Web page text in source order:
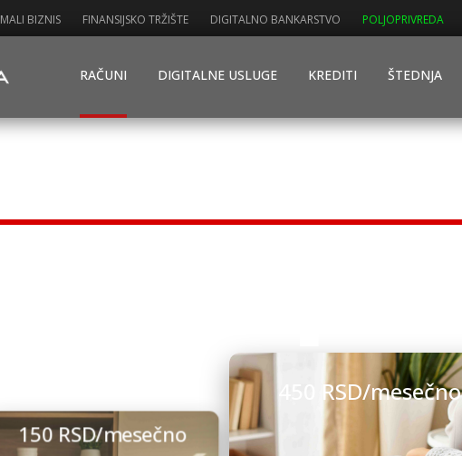
MALI BIZNIS FINANSIJSKO TRŽIŠTE DIGITALNO BANKARSTVO POLJOPRIVREDA
RAČUNI DIGITALNE USLUGE KREDITI ŠTEDNJA
150 RSD/mesečno
450 RSD/mesečno